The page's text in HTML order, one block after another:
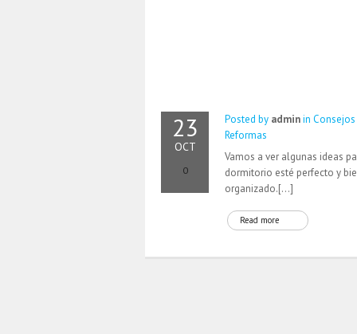
23
OCT
0
Posted by adminin Consejos
Reformas
Vamos a ver algunas ideas
dormitorio esté perfecto y
organizado.[…]
Read more